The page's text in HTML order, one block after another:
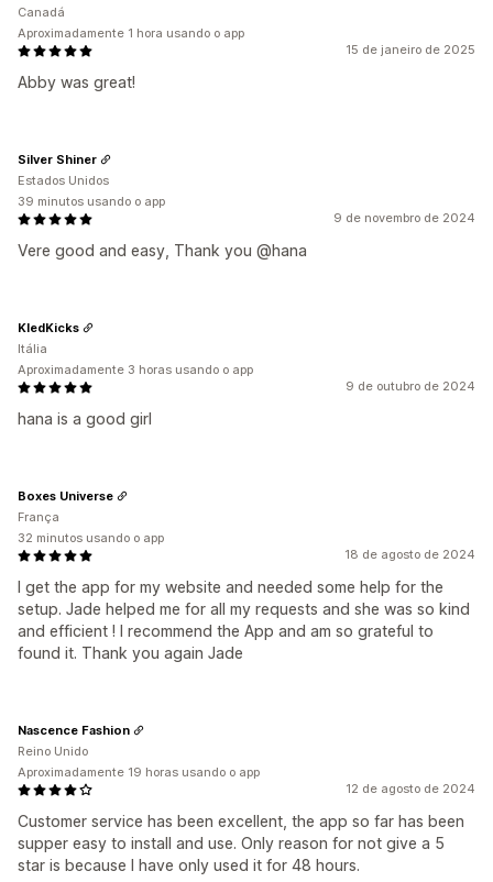
15 de janeiro de 2025
Abby was great!
Canadá
Aproximadamente 1 hora usando o app
9 de novembro de 2024
Vere good and easy, Thank you @hana
Silver Shiner
Estados Unidos
39 minutos usando o app
9 de outubro de 2024
hana is a good girl
KledKicks
Itália
Aproximadamente 3 horas usando o app
18 de agosto de 2024
I get the app for my website and needed some help for the
setup. Jade helped me for all my requests and she was so kind
and efficient ! I recommend the App and am so grateful to
found it. Thank you again Jade
Boxes Universe
França
32 minutos usando o app
12 de agosto de 2024
Customer service has been excellent, the app so far has been
supper easy to install and use. Only reason for not give a 5
star is because I have only used it for 48 hours.
Nascence Fashion
Reino Unido
Aproximadamente 19 horas usando o app